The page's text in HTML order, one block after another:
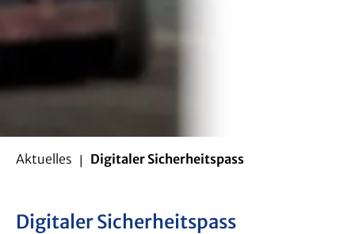
Aktuelles Digitaler Sicherheitspass
Digitaler Sicherheitspass